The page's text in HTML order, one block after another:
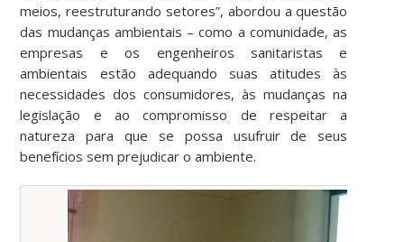
meios, reestruturando setores”, abordou a questão
das mudanças ambientais – como a comunidade, as
empresas e os engenheiros sanitaristas e
ambientais estão adequando suas atitudes às
necessidades dos consumidores, às mudanças na
legislação e ao compromisso de respeitar a
natureza para que se possa usufruir de seus
benefícios sem prejudicar o ambiente.